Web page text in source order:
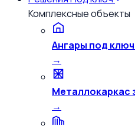
Комплексные объекты
Ангары под ключ
→
Металлокаркас
→